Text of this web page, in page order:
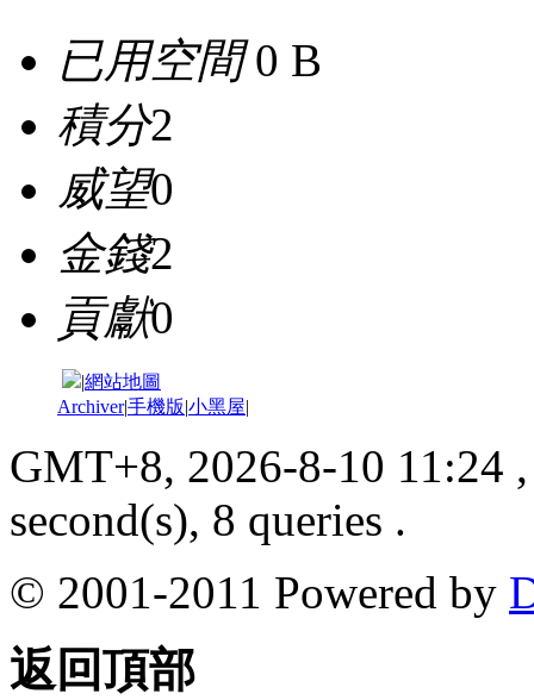
已用空間0 B
積分2
威望0
金錢2
貢獻0
|網站地圖
Archiver|手機版|小黑屋|
GMT+8, 2026-8-10 11:24
second(s), 8 queries .
© 2001-2011 Powered by
返回頂部